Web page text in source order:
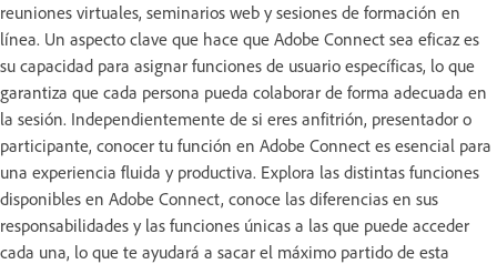
reuniones virtuales, seminarios web y sesiones de formación en
línea. Un aspecto clave que hace que Adobe Connect sea eficaz es
su capacidad para asignar funciones de usuario específicas, lo que
garantiza que cada persona pueda colaborar de forma adecuada en
la sesión. Independientemente de si eres anfitrión, presentador o
participante, conocer tu función en Adobe Connect es esencial para
una experiencia fluida y productiva. Explora las distintas funciones
disponibles en Adobe Connect, conoce las diferencias en sus
responsabilidades y las funciones únicas a las que puede acceder
cada una, lo que te ayudará a sacar el máximo partido de esta